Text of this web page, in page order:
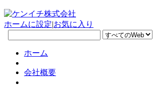
ホームに設定|お気に入り
ホーム
会社概要